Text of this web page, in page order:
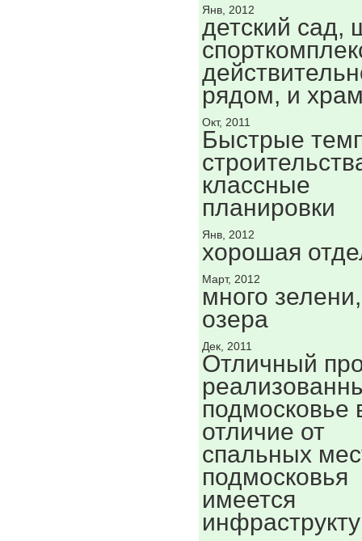
Янв, 2012
детский сад,
рядом, и
Окт, 2011
Быстрые
классные
планировки
Янв, 2012
хорошая
Март, 2012
много
озера
Дек, 2011
Отличный
подмосковье
отличие от
спальных
подмосковья
имеется